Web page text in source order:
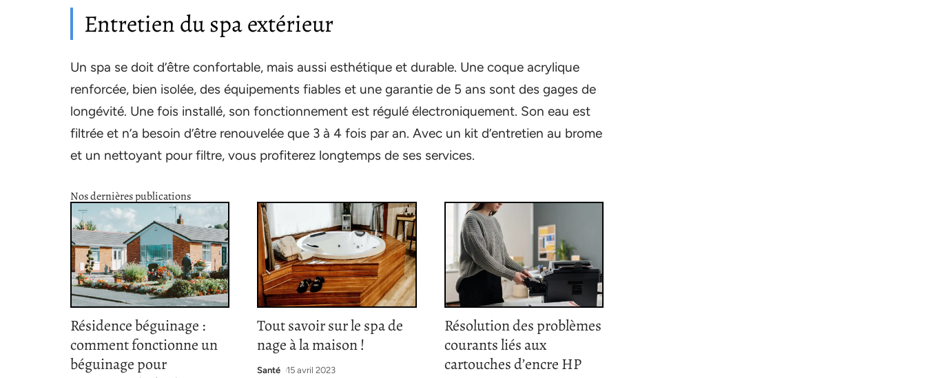
Entretien du spa extérieur
Un spa se doit d’être confortable, mais aussi esthétique et durable. Une coque acrylique
renforcée, bien isolée, des équipements fiables et une garantie de 5 ans sont des gages de
longévité. Une fois installé, son fonctionnement est régulé électroniquement. Son eau est
filtrée et n’a besoin d’être renouvelée que 3 à 4 fois par an. Avec un kit d’entretien au brome
et un nettoyant pour filtre, vous profiterez longtemps de ses services.
Nos dernières publications
Résidence béguinage :
comment fonctionne un
béguinage pour
Tout savoir sur le spa de
nage à la maison !
Santé 15 avril 2023
Résolution des problèmes
courants liés aux
cartouches d’encre HP